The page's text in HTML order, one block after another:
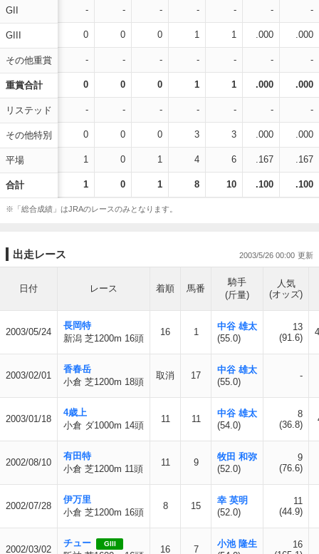
GII
GIII
その他重賞
重賞合計
リステッド
その他特別
平場
合計
- - - - - - -
0 0 0 1 1 .000 .000
- - - - - - -
0 0 0 1 1 .000 .000
- - - - - - -
0 0 0 3 3 .000 .000
1 0 1 4 6 .167 .167
1 0 1 8 10 .100 .100
※「総合成績」はJRAのレースのみとなります。
出走レース 2003/5/26 00:00
日付 レース 着順 馬番
騎手
(斤量)
人気
(オッズ)
2003/05/24
長岡特
新潟 芝1200m 16頭
16 1
中谷 雄太
(55.0)
13
(91.6)
2003/02/01
香春岳
小倉 芝1200m 18頭
取消 17
中谷 雄太
(55.0)
-
2003/01/18
4歳上
小倉 ダ1000m 14頭
11 11
中谷 雄太
(54.0)
8
(36.8)
2002/08/10
有田特
小倉 芝1200m 11頭
11 9
牧田 和弥
(52.0)
9
(76.6)
2002/07/28
伊万里
小倉 芝1200m 16頭
8 15
幸 英明
(52.0)
11
(44.9)
2002/03/02
チュー GIII
16 7
小池 隆生
16